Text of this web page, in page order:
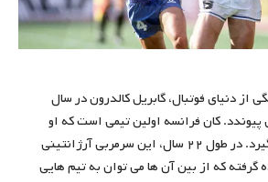
دنیای فوتبال، گابریل کالدرون در سال
می پیوندد. کان فرانسه اولین تیمی است که او
هدایتش را برعهده می گیرد. در طول ۲۲ سال، این سرمربی آرژانتینی
برعهده گرفته که از بین آن ها می توان به تیم هایی